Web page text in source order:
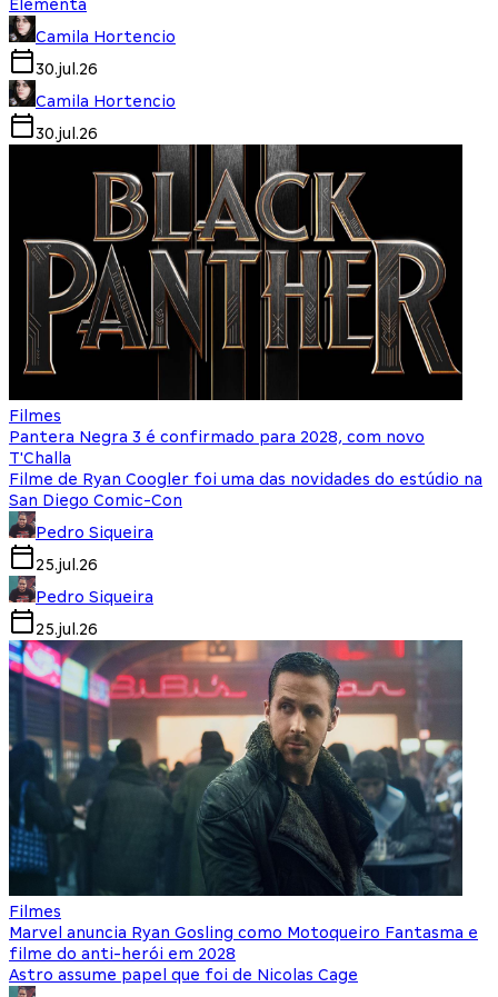
Elementa
Camila Hortencio
30.jul.26
Camila Hortencio
30.jul.26
Filmes
Pantera Negra 3 é confirmado para 2028, com novo
T'Challa
Filme de Ryan Coogler foi uma das novidades do estúdio na
San Diego Comic-Con
Pedro Siqueira
25.jul.26
Pedro Siqueira
25.jul.26
Filmes
Marvel anuncia Ryan Gosling como Motoqueiro Fantasma e
filme do anti-herói em 2028
Astro assume papel que foi de Nicolas Cage